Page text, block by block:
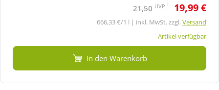
21,50 UVP 1 19,99 €
666,33 €/1 l | inkl. MwSt. zzgl.Versand
Artikel verfügbar
In den Warenkorb